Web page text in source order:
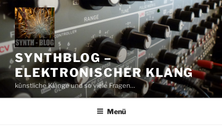
Zum
Inhalt
springen
SYNTHBLOG –
ELEKTRONISCHER KLANG
künstliche Klänge und so viele Fragen…
Menü